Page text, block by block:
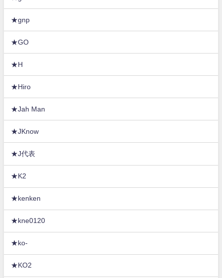
★gnp
★GO
★H
★Hiro
★Jah Man
★JKnow
★J代表
★K2
★kenken
★kne0120
★ko-
★KO2